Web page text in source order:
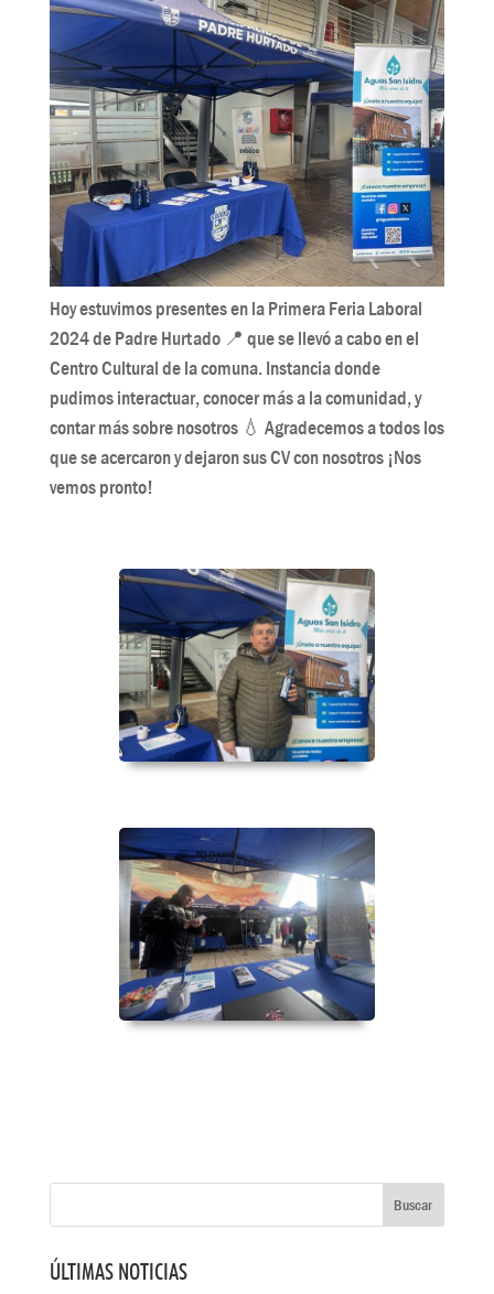
Hoy estuvimos presentes en la Primera Feria Laboral
2024 de Padre Hurtado 📍 que se llevó a cabo en el
Centro Cultural de la comuna. Instancia donde
pudimos interactuar, conocer más a la comunidad, y
contar más sobre nosotros 💧 Agradecemos a todos los
que se acercaron y dejaron sus CV con nosotros ¡Nos
vemos pronto!
ÚLTIMAS NOTICIAS